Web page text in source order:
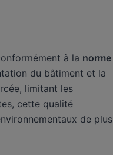
à la norme
du bâtiment et la
limitant les
cette qualité
de plus